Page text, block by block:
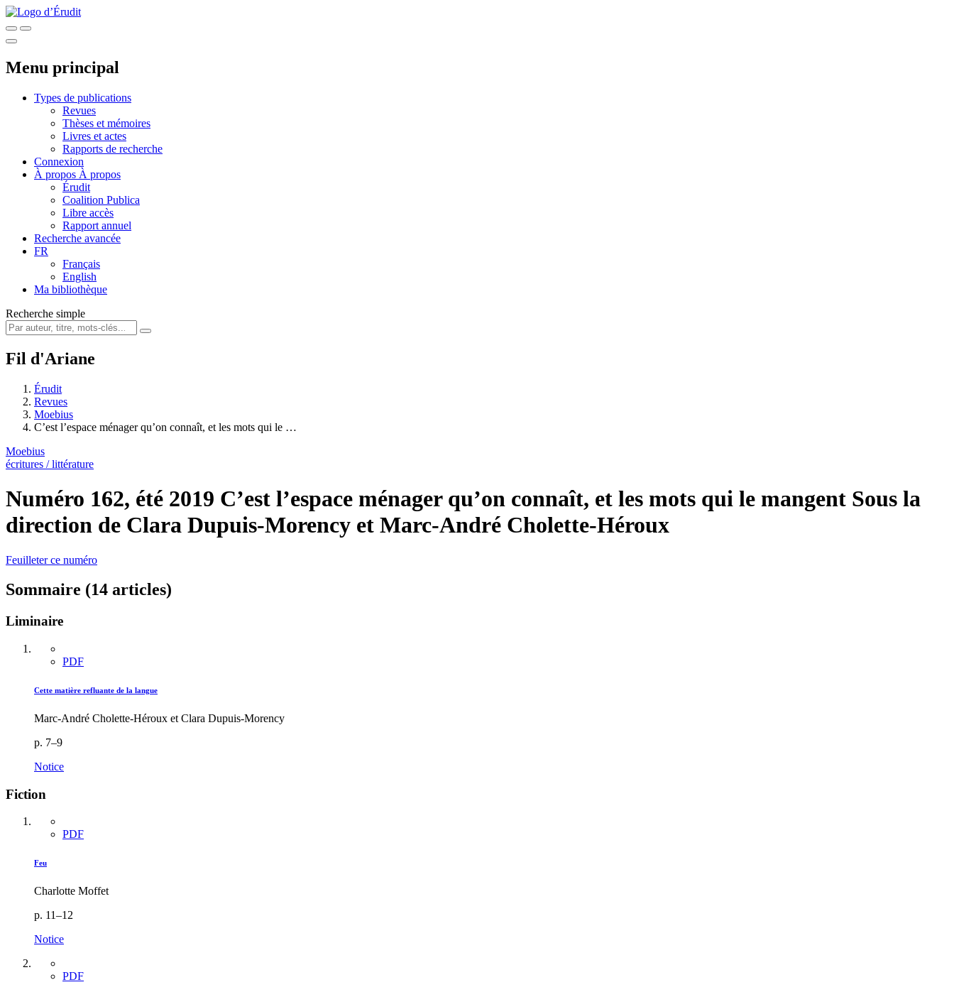
Menu principal
Types de publications
Revues
Thèses et mémoires
Livres et actes
Rapports de recherche
Connexion
À propos À propos
Érudit
Coalition Publica
Libre accès
Rapport annuel
Recherche avancée
FR
Français
English
Ma bibliothèque
Recherche simple
Fil d'Ariane
Érudit
Revues
Moebius
C’est l’espace ménager qu’on connaît, et les mots qui le …
Moebius
écritures / littérature
Numéro 162, été 2019 C’est l’espace ménager qu’on connaît, et les mots qui le mangent Sous la
direction de Clara Dupuis-Morency et Marc-André Cholette-Héroux
Feuilleter ce numéro
Sommaire (14 articles)
Liminaire
PDF
Cette matière refluante de la langue
Marc-André Cholette-Héroux et Clara Dupuis-Morency
p. 7–9
Notice
Fiction
PDF
Feu
Charlotte Moffet
p. 11–12
Notice
PDF